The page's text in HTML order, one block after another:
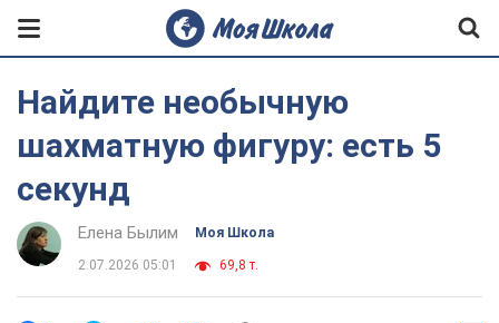
Найдите необычную
шахматную фигуру: есть 5
секунд
Елена Былим Моя Школа
2.07.2026 05:01 69,8 т.